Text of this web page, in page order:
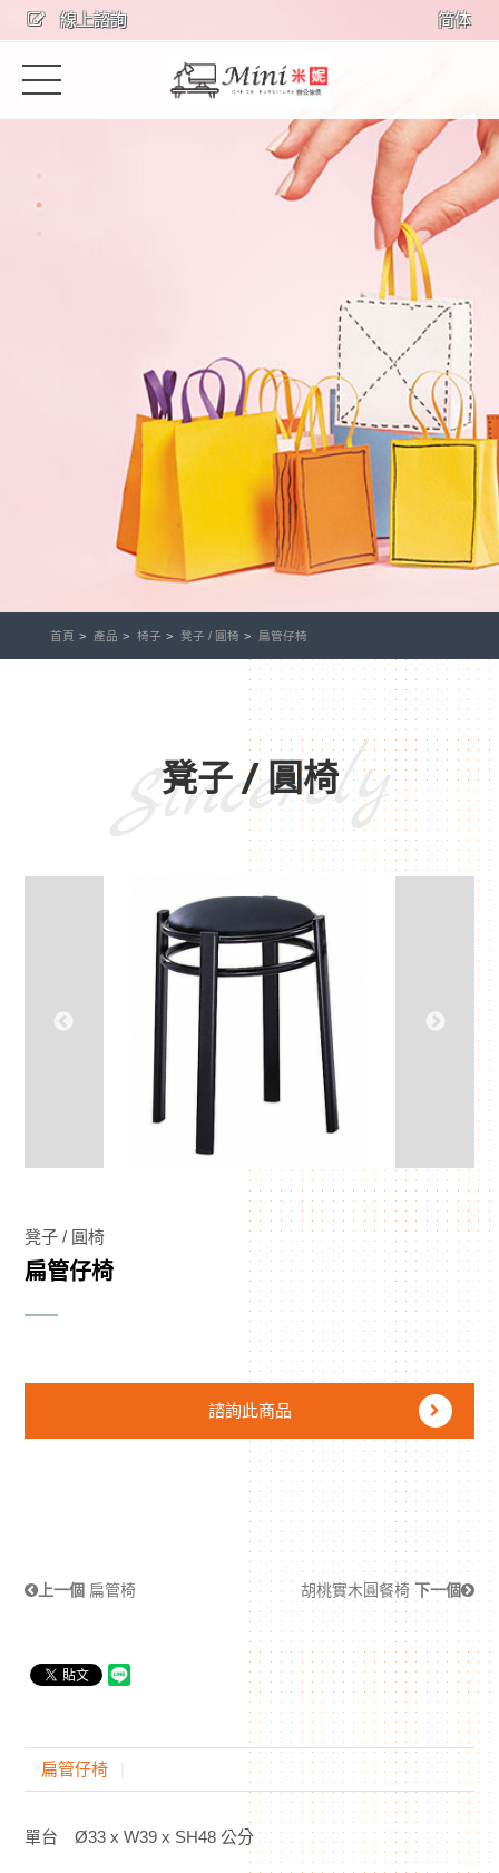
線上諮詢 简体
首頁 產品 椅子 凳子 / 圓椅 扁管仔椅
凳子 / 圓椅
Sincerely
凳子 / 圓椅
扁管仔椅
諮詢此商品
上一個 扁管椅 胡桃實木圓餐椅 下一個
扁管仔椅
單台 Ø33 x W39 x SH48 公分